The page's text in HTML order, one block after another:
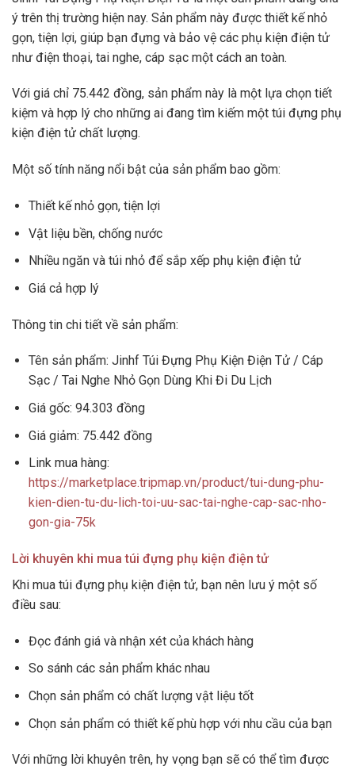
ý trên thị trường hiện nay. Sản phẩm này được thiết kế nhỏ
gọn, tiện lợi, giúp bạn đựng và bảo vệ các phụ kiện điện tử
như điện thoại, tai nghe, cáp sạc một cách an toàn.
Với giá chỉ 75.442 đồng, sản phẩm này là một lựa chọn tiết
kiệm và hợp lý cho những ai đang tìm kiếm một túi đựng phụ
kiện điện tử chất lượng.
Một số tính năng nổi bật của sản phẩm bao gồm:
Thiết kế nhỏ gọn, tiện lợi
Vật liệu bền, chống nước
Nhiều ngăn và túi nhỏ để sắp xếp phụ kiện điện tử
Giá cả hợp lý
Thông tin chi tiết về sản phẩm:
Tên sản phẩm: Jinhf Túi Đựng Phụ Kiện Điện Tử / Cáp
Sạc / Tai Nghe Nhỏ Gọn Dùng Khi Đi Du Lịch
Giá gốc: 94.303 đồng
Giá giảm: 75.442 đồng
Link mua hàng:
https://marketplace.tripmap.vn/product/tui-dung-phu-
kien-dien-tu-du-lich-toi-uu-sac-tai-nghe-cap-sac-nho-
gon-gia-75k
Lời khuyên khi mua túi đựng phụ kiện điện tử
Khi mua túi đựng phụ kiện điện tử, bạn nên lưu ý một số
điều sau:
Đọc đánh giá và nhận xét của khách hàng
So sánh các sản phẩm khác nhau
Chọn sản phẩm có chất lượng vật liệu tốt
Chọn sản phẩm có thiết kế phù hợp với nhu cầu của bạn
Với những lời khuyên trên, hy vọng bạn sẽ có thể tìm được